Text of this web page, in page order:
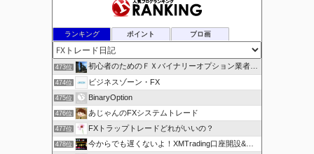
ランキング ポイント ブロ画
473位 初心者のためのＦＸバイナリーオプション業者比較.com
474位 ビジネスゾーン・FX
475位 BinaryOption
476位 あじゃんのFXシステムトレード
477位 FXトラップトレードどれがいいの？
478位 今からでも遅くないよ！XMTrading口座開設&攻略ブログ